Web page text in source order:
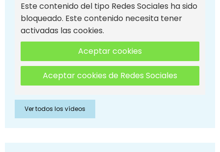
Este contenido del tipo Redes Sociales ha sido
bloqueado. Este contenido necesita tener
activadas las cookies.
Aceptar cookies
Aceptar cookies de Redes Sociales
Ver todos los vídeos